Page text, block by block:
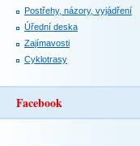
Postřehy, názory, vyjádření
Úřední deska
Zajímavosti
Cyklotrasy
Facebook